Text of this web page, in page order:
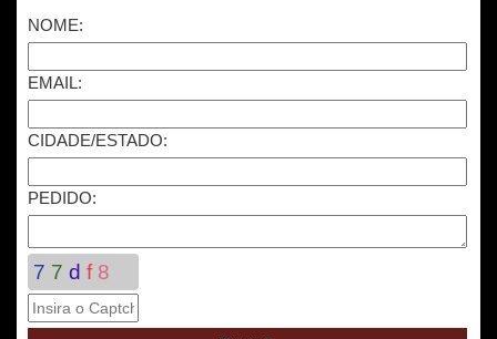
NOME:
EMAIL:
CIDADE/ESTADO:
PEDIDO:
7 7 d f 8